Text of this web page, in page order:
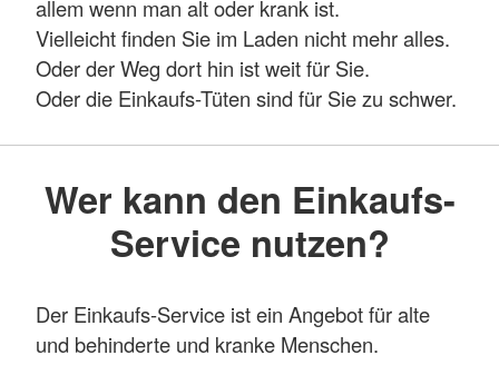
allem wenn man alt oder krank ist.
Vielleicht finden Sie im Laden nicht mehr alles.
Oder der Weg dort hin ist weit für Sie.
Oder die Einkaufs-Tüten sind für Sie zu schwer.
Wer kann den Einkaufs-
Service nutzen?
Der Einkaufs-Service ist ein Angebot für alte
und behinderte und kranke Menschen.